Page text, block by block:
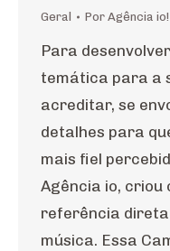
Geral Por Agência io!
Para
temática para a
acreditar, se
detalhes para
mais fiel
Agência io, criou
referência
música. Essa